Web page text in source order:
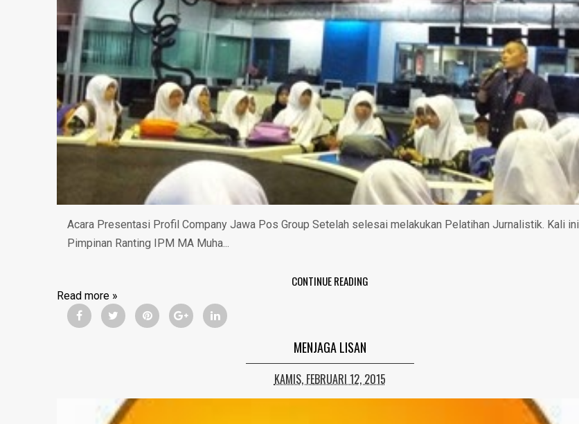
Acara Presentasi Profil Company Jawa Pos Group Setelah selesai melakukan Pelatihan Jurnalistik. Kali ini
Pimpinan Ranting IPM MA Muha...
CONTINUE READING
Read more »
MENJAGA LISAN
KAMIS, FEBRUARI 12, 2015